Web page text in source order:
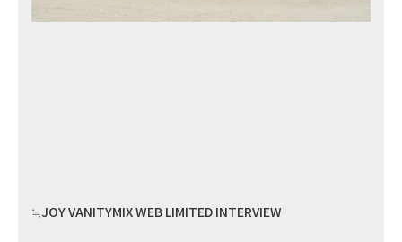
≒JOY VANITYMIX WEB LIMITED INTERVIEW